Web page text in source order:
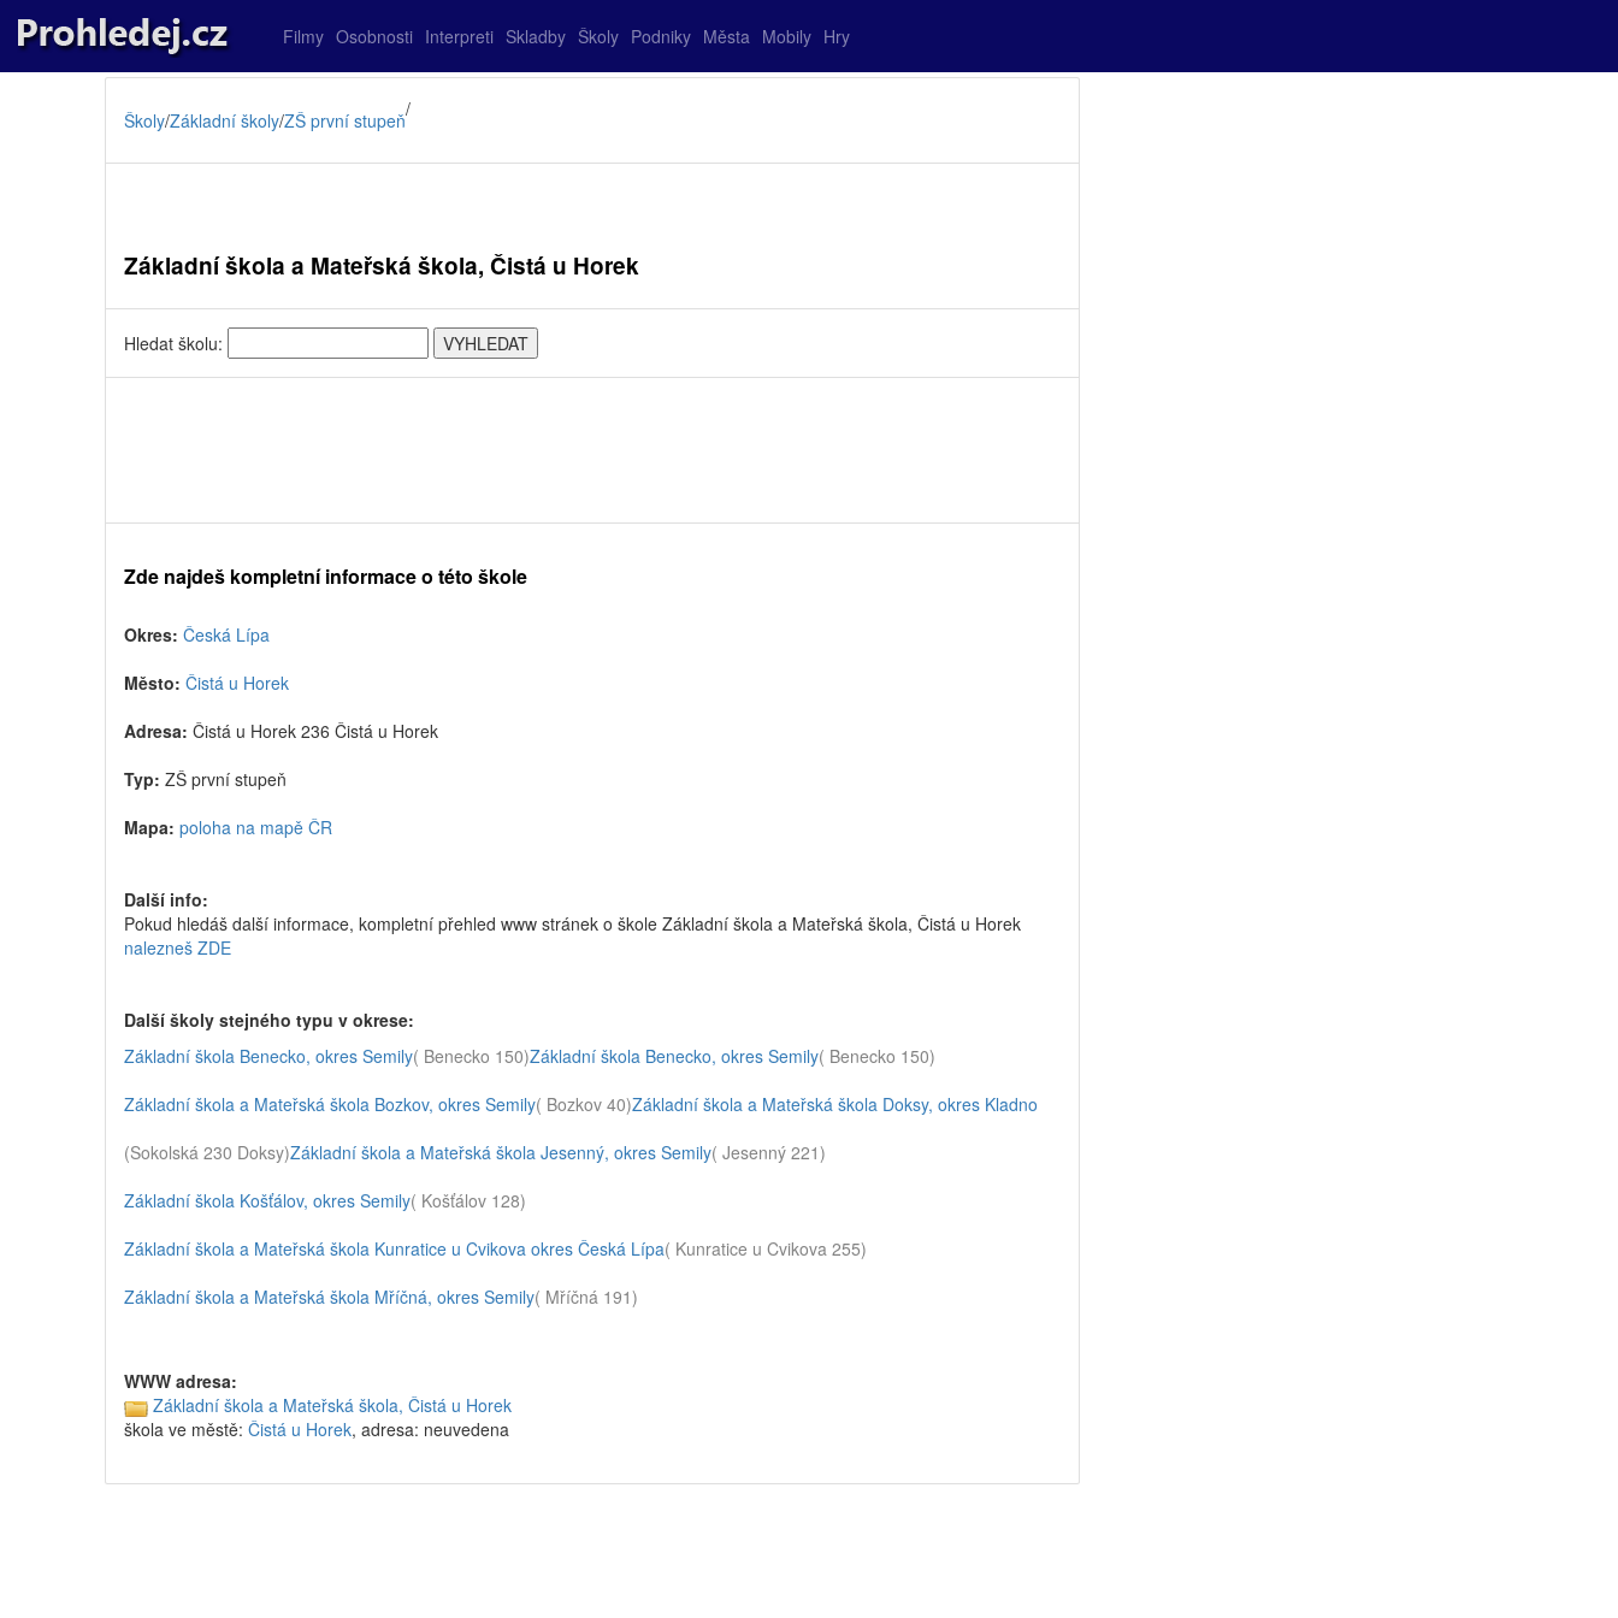
Filmy Osobnosti Interpreti Skladby Školy Podniky Města Mobily Hry
Školy/Základní školy/ZŠ první stupeň/
Základní škola a Mateřská škola, Čistá u Horek
Hledat školu:
Zde najdeš kompletní informace o této škole
Okres: Česká Lípa
Město: Čistá u Horek
Adresa: Čistá u Horek 236 Čistá u Horek
Typ: ZŠ první stupeň
Mapa: poloha na mapě ČR
Další info:
Pokud hledáš další informace, kompletní přehled www stránek o škole Základní škola a Mateřská škola, Čistá u Horek
nalezneš ZDE
Další školy stejného typu v okrese:
Základní škola Benecko, okres Semily( Benecko 150)Základní škola Benecko, okres Semily( Benecko 150)
Základní škola a Mateřská škola Bozkov, okres Semily( Bozkov 40)Základní škola a Mateřská škola Doksy, okres Kladno
(Sokolská 230 Doksy)Základní škola a Mateřská škola Jesenný, okres Semily( Jesenný 221)
Základní škola Košťálov, okres Semily( Košťálov 128)
Základní škola a Mateřská škola Kunratice u Cvikova okres Česká Lípa( Kunratice u Cvikova 255)
Základní škola a Mateřská škola Mříčná, okres Semily( Mříčná 191)
WWW adresa:
Základní škola a Mateřská škola, Čistá u Horek
škola ve městě: Čistá u Horek, adresa: neuvedena